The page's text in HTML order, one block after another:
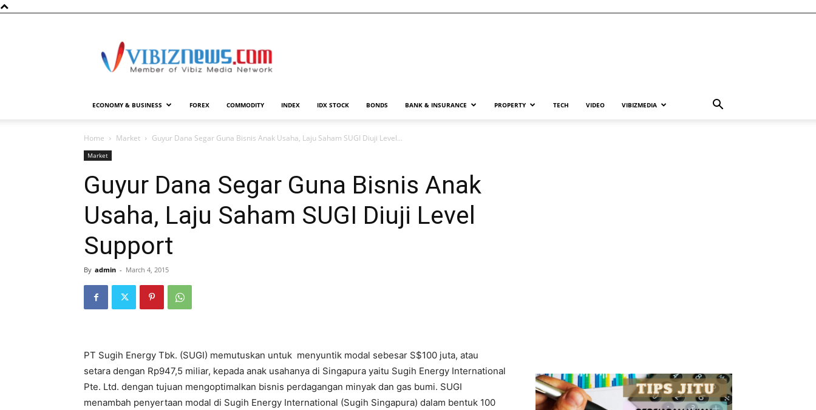
ECONOMY & BUSINESS FOREX COMMODITY INDEX IDX STOCK BONDS BANK & INSURANCE PROPERTY TECH VIDEO VIBIZMEDIA
Home Market Guyur Dana Segar Guna Bisnis Anak Usaha, Laju Saham SUGI Diuji Level...
Market
Guyur Dana Segar Guna Bisnis Anak
Usaha, Laju Saham SUGI Diuji Level
Support
By admin - March 4, 2015
PT Sugih Energy Tbk. (SUGI) memutuskan untuk menyuntik modal sebesar S$100 juta, atau
setara dengan Rp947,5 miliar, kepada anak usahanya di Singapura yaitu Sugih Energy International
Pte. Ltd. dengan tujuan mengoptimalkan bisnis perdagangan minyak dan gas bumi. SUGI
menambah penyertaan modal di Sugih Energy International (Sugih Singapura) dalam bentuk 100